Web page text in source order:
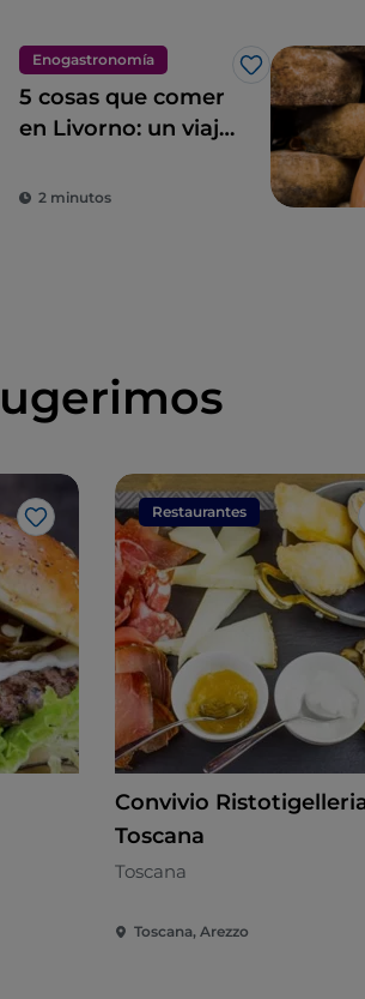
Enogastronomía
Me gusta
5 cosas que comer
en Livorno: un viaje
ciudad de
2 minutos
Me gusta
Restaurantes
Convivio
Toscana
Toscana
Toscana, Arezzo